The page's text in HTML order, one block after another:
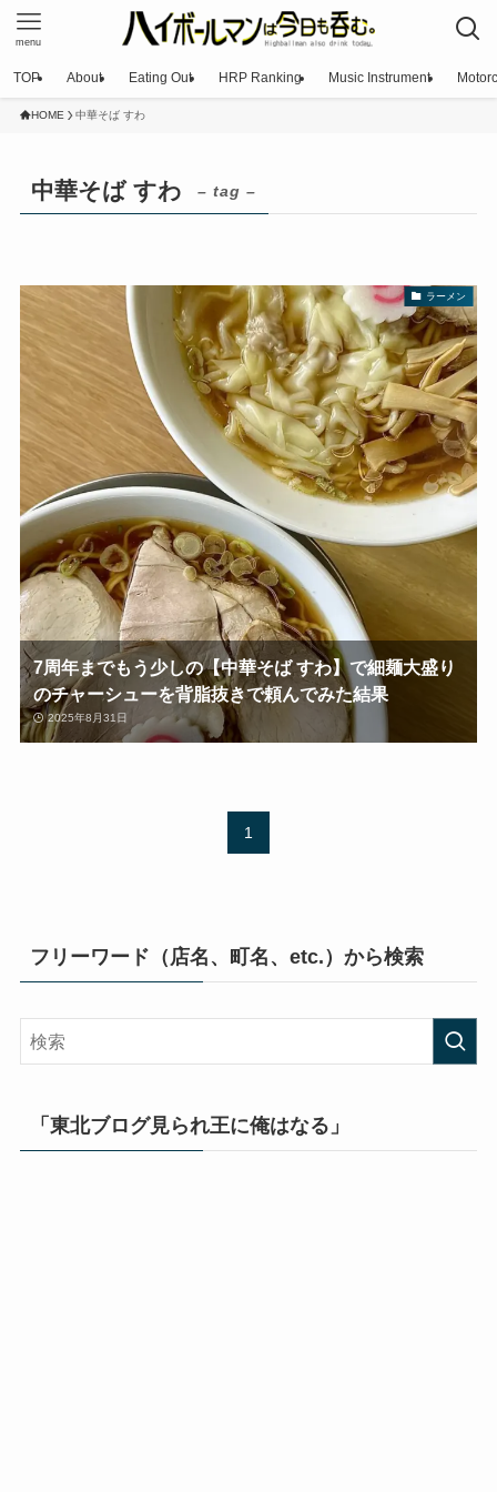
menu
TOP About Eating Out HRP Ranking Music Instrument
HOME 中華そば すわ
中華そば すわ – tag –
ラーメン
7周年までもう少しの【中華そば すわ】で細麺大盛り
のチャーシューを背脂抜きで頼んでみた結果
2025年8月31日
1
フリーワード（店名、町名、etc.）から検索
「東北ブログ見られ王に俺はなる」